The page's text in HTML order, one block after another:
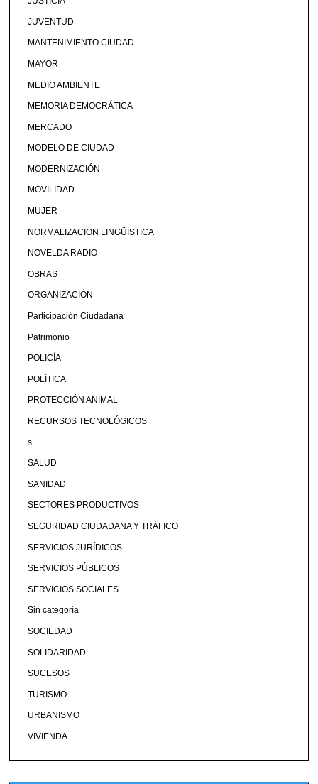
JUVENTUD
MANTENIMIENTO CIUDAD
MAYOR
MEDIO AMBIENTE
MEMORIA DEMOCRÁTICA
MERCADO
MODELO DE CIUDAD
MODERNIZACIÓN
MOVILIDAD
MUJER
NORMALIZACIÓN LINGÜÍSTICA
NOVELDA RADIO
OBRAS
ORGANIZACIÓN
Participación Ciudadana
Patrimonio
POLICÍA
POLÍTICA
PROTECCIÓN ANIMAL
RECURSOS TECNOLÓGICOS
s
SALUD
SANIDAD
SECTORES PRODUCTIVOS
SEGURIDAD CIUDADANA Y TRÁFICO
SERVICIOS JURÍDICOS
SERVICIOS PÚBLICOS
SERVICIOS SOCIALES
Sin categoría
SOCIEDAD
SOLIDARIDAD
SUCESOS
TURISMO
URBANISMO
VIVIENDA